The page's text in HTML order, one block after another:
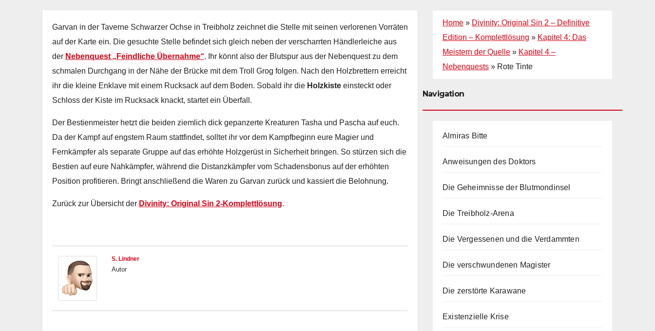
Garvan in der Taverne Schwarzer Ochse in Treibholz zeichnet die Stelle mit seinen verlorenen Vorräten
auf der Karte ein. Die gesuchte Stelle befindet sich gleich neben der verscharrten Händlerleiche aus
der Nebenquest „Feindliche Übernahme“. Ihr könnt also der Blutspur aus der Nebenquest zu dem
schmalen Durchgang in der Nähe der Brücke mit dem Troll Grog folgen. Nach den Holzbrettern erreicht
ihr die kleine Enklave mit einem Rucksack auf dem Boden. Sobald ihr die Holzkiste einsteckt oder
Schloss der Kiste im Rucksack knackt, startet ein Überfall.
Der Bestienmeister hetzt die beiden ziemlich dick gepanzerte Kreaturen Tasha und Pascha auf euch.
Da der Kampf auf engstem Raum stattfindet, solltet ihr vor dem Kampfbeginn eure Magier und
Fernkämpfer als separate Gruppe auf das erhöhte Holzgerüst in Sicherheit bringen. So stürzen sich die
Bestien auf eure Nahkämpfer, während die Distanzkämpfer vom Schadensbonus auf der erhöhten
Position profitieren. Bringt anschließend die Waren zu Garvan zurück und kassiert die Belohnung.
Zurück zur Übersicht der Divinity: Original Sin 2-Komplettlösung.
S. Lindner
Autor
Home » Divinity: Original Sin 2 – Definitive
Edition – Komplettlösung » Kapitel 4: Das
Meistern der Quelle » Kapitel 4 –
Nebenquests » Rote Tinte
Navigation
Almiras Bitte
Anweisungen des Doktors
Die Geheimnisse der Blutmondinsel
Die Treibholz-Arena
Die Vergessenen und die Verdammten
Die verschwundenen Magister
Die zerstörte Karawane
Existenzielle Krise